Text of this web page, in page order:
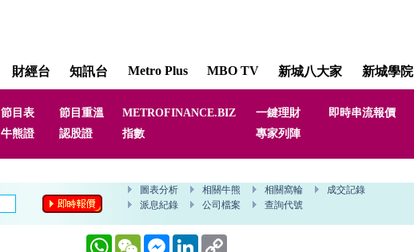
財經台 知訊台 Metro Plus MBO TV 新城八大家 新城學院
節目表 節目重溫 METROFINANCE.BIZ 一鍵理財 即時串流報價
牛熊證
認股證 指數 專家列陣
WhatsAppWeChat MessengerLinkedIn